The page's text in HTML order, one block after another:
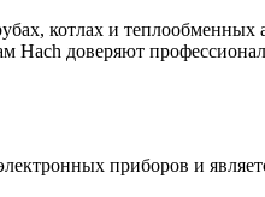
котлах и теплообменных
Hach доверяют
приборов и